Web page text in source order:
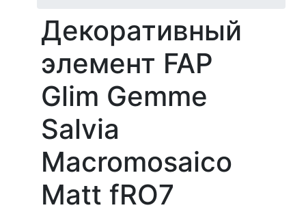
Декоративный
элемент FAP
Glim Gemme
Salvia
Macromosaico
Matt fRO7